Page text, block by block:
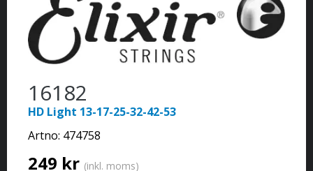
16182
HD Light 13-17-25-32-42-53
Artno: 474758
249 kr (inkl. moms)